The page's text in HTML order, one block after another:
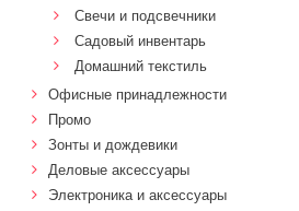
Свечи и подсвечники
Садовый инвентарь
Домашний текстиль
Офисные принадлежности
Промо
Зонты и дождевики
Деловые аксессуары
Электроника и аксессуары